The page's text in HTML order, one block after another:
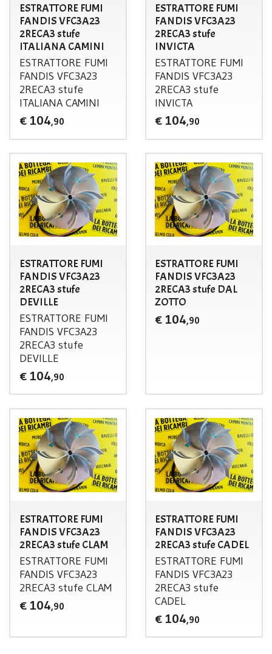
ESTRATTORE FUMI
FANDIS VFC3A23
2RECA3 stufe
ITALIANA CAMINI
ESTRATTORE FUMI
FANDIS VFC3A23
2RECA3 stufe
ITALIANA CAMINI
€ 104,90
ESTRATTORE FUMI
FANDIS VFC3A23
2RECA3 stufe
INVICTA
ESTRATTORE FUMI
FANDIS VFC3A23
2RECA3 stufe
INVICTA
€ 104,90
ESTRATTORE FUMI
FANDIS VFC3A23
2RECA3 stufe
DEVILLE
ESTRATTORE FUMI
FANDIS VFC3A23
2RECA3 stufe
DEVILLE
€ 104,90
ESTRATTORE FUMI
FANDIS VFC3A23
2RECA3 stufe DAL
ZOTTO
€ 104,90
ESTRATTORE FUMI
FANDIS VFC3A23
2RECA3 stufe CLAM
ESTRATTORE FUMI
FANDIS VFC3A23
2RECA3 stufe CLAM
€ 104,90
ESTRATTORE FUMI
FANDIS VFC3A23
2RECA3 stufe CADEL
ESTRATTORE FUMI
FANDIS VFC3A23
2RECA3 stufe
CADEL
€ 104,90